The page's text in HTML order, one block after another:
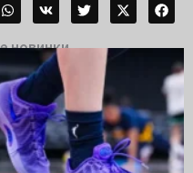
новинки